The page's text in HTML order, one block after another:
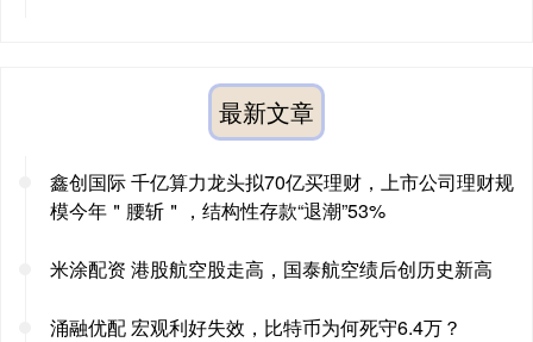
最新文章
鑫创国际 千亿算力龙头拟70亿买理财，上市公司理财规
模今年＂腰斩＂，结构性存款“退潮”53%
米涂配资 港股航空股走高，国泰航空绩后创历史新高
涌融优配 宏观利好失效，比特币为何死守6.4万？